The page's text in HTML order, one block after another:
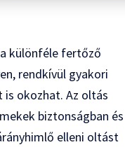
különféle fertőző
rendkívül gyakori
is okozhat. Az oltás
biztonságban és
elleni oltást